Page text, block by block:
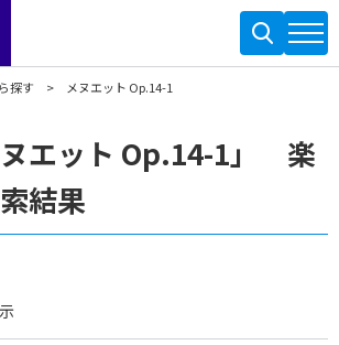
探す メヌエット Op.14-1
エット Op.14-1」 楽
結果